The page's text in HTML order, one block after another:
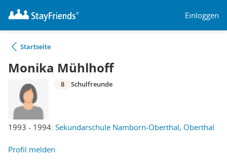
Einloggen
Startseite
Monika Mühlhoff
1993 - 1994: Sekundarschule Namborn-Oberthal, Oberthal
8 Schulfreunde
Profil melden